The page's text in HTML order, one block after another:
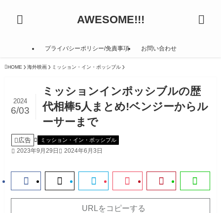
AWESOME!!!
プライバシーポリシー/免責事項 お問い合わせ
HOME 海外映画 ミッション・イン・ポッシブル
ミッションインポッシブルの歴
代相棒5人まとめ!ベンジーからル
ーサーまで
2024
6/03
広告 ミッション・イン・ポッシブル
2023年9月29日 2024年6月3日
URLをコピーする